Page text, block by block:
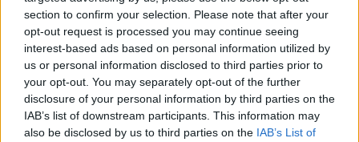
section to confirm your selection. Please note that after your
opt-out request is processed you may continue seeing
interest-based ads based on personal information utilized by
us or personal information disclosed to third parties prior to
your opt-out. You may separately opt-out of the further
disclosure of your personal information by third parties on the
IAB’s list of downstream participants. This information may
also be disclosed by us to third parties on the IAB’s List of
2. Μέγεθος του κύβου – Αυτό είναι το μέγεθος που
βλέπετε τον εαυτό σας σε σχέση με τους
ανθρώπους γύρω σας αυτή τη στιγμή.
3. Τοποθεσία του κύβου – Εάν ο κύβος είναι πιο
κοντά στο έδαφος τότε βλέπετε τον εαυτό σας ως
ένα μάλλον προσγειωμένο άτομο. Εάν ο κύβος